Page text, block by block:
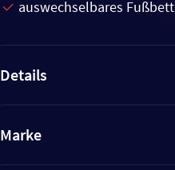
auswechselbares Fußbett
Details
Marke